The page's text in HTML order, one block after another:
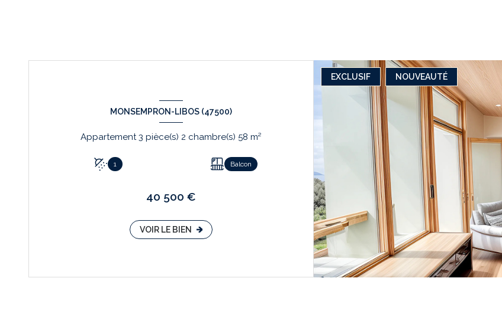
EXCLUSIF NOUVEAUTÉ
MONSEMPRON-LIBOS (47500)
Appartement 3 pièce(s) 2 chambre(s) 58 m²
1 Balcon
40 500 €
VOIR LE BIEN